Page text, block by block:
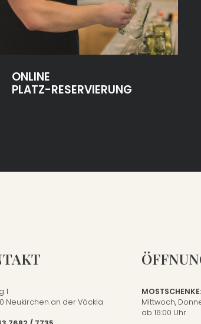
ONLINE
PLATZ-RESERVIERUNG
1
Neukirchen an der Vöckla
MOSTSCHENKE:
Mittwoch,
ab 16:00 Uhr